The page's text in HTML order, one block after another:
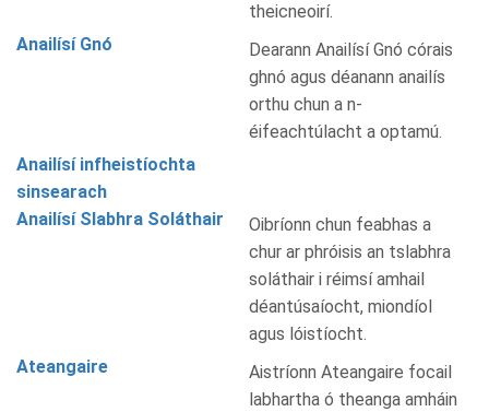
theicneoirí.
Anailísí Gnó
Dearann Anailísí Gnó córais
ghnó agus déanann anailís
orthu chun a n-
éifeachtúlacht a optamú.
Anailísí infheistíochta
sinsearach
Anailísí Slabhra Soláthair
Oibríonn chun feabhas a
chur ar phróisis an tslabhra
soláthair i réimsí amhail
déantúsaíocht, miondíol
agus lóistíocht.
Ateangaire
Aistríonn Ateangaire focail
labhartha ó theanga amháin